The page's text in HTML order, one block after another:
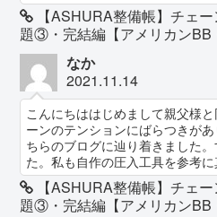
【ASHURA整備帳】チェ
題③・完結編【アメリカンBB
なか
2021.11.14
こんにちははじめまして親父様
ーンのテンションにばらつきが
ちらのブログに辿り着きました
た。私も自作の圧入工具を参考
【ASHURA整備帳】チェ
題③・完結編【アメリカンBB